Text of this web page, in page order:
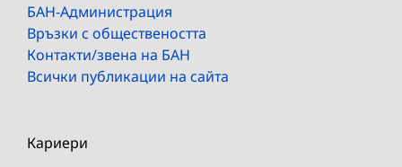
БАН-Администрация
Връзки с обществеността
Контакти/звена на БАН
Всички публикации на сайта
Кариери